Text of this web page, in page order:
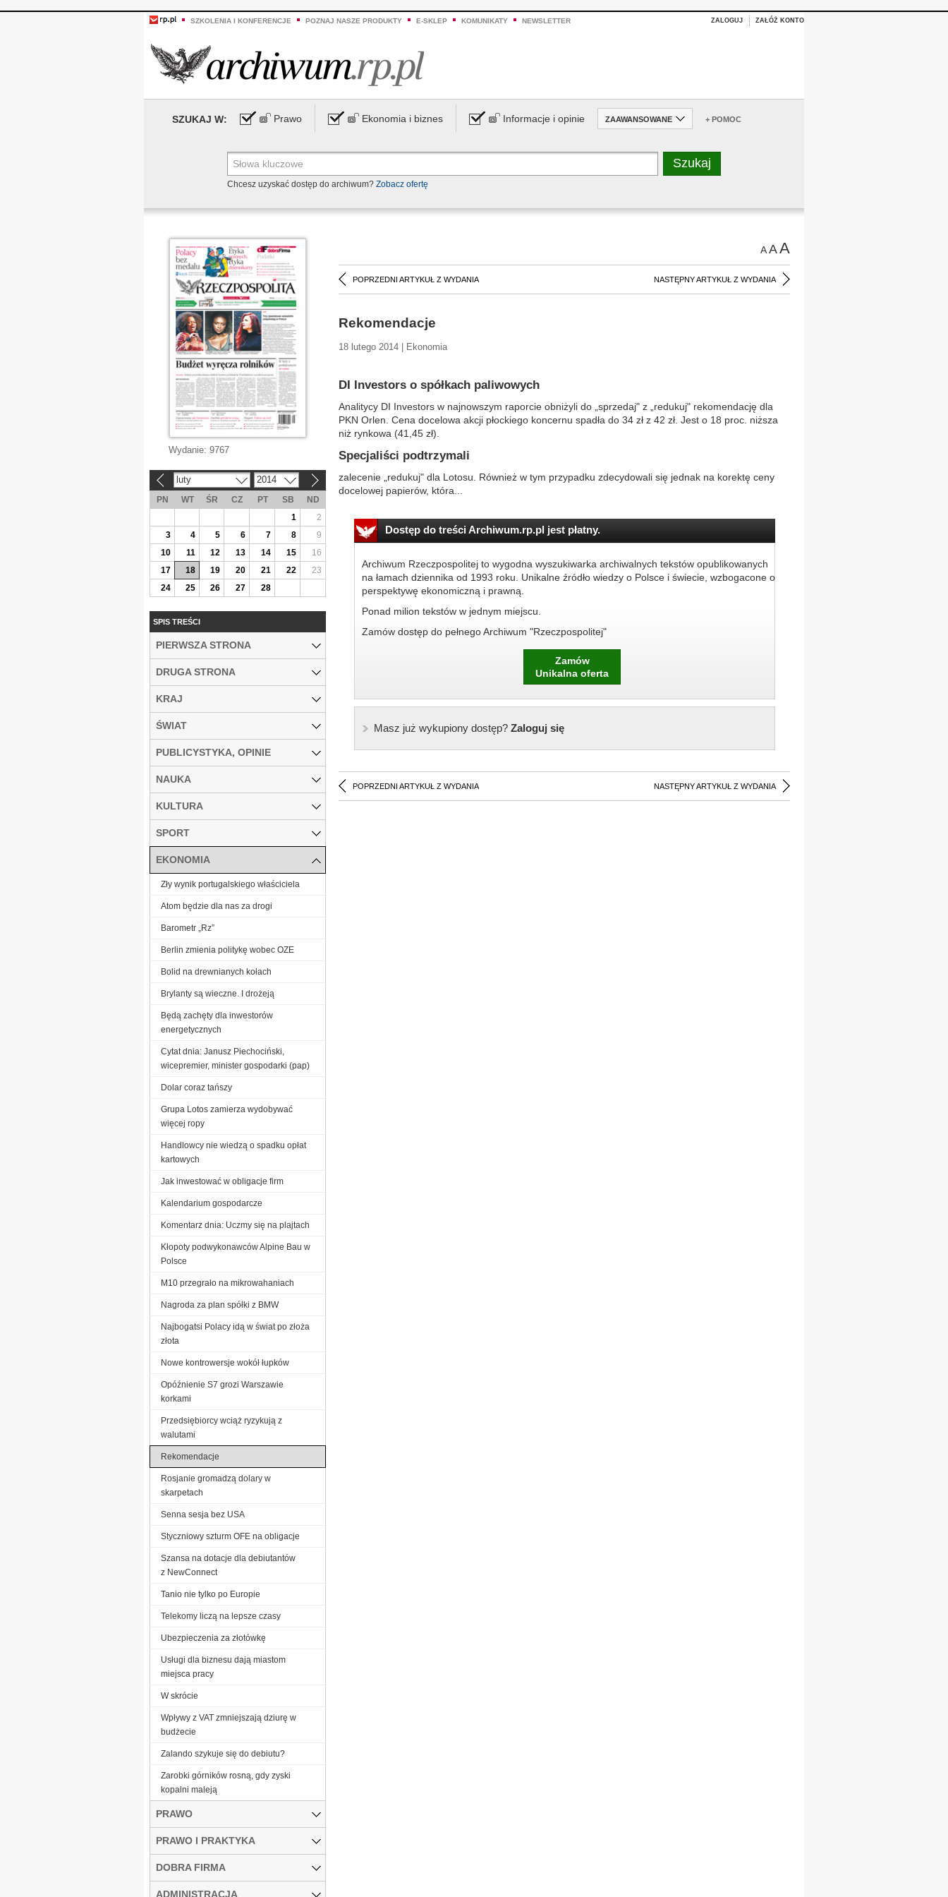
SZKOLENIA I KONFERENCJE POZNAJ NASZE PRODUKTY E-SKLEP KOMUNIKATY NEWSLETTER ZALOGUJ ZAŁÓŻ KONTO
SZUKAJ W: Prawo Ekonomia i biznes Informacje i opinie ZAAWANSOWANE + POMOC
Chcesz uzyskać dostęp do archiwum? Zobacz ofertę
AAA
POPRZEDNI ARTYKUŁ Z WYDANIA NASTĘPNY ARTYKUŁ Z WYDANIA
Rekomendacje
18 lutego 2014 | Ekonomia
DI Investors o spółkach paliwowych
Analitycy DI Investors w najnowszym raporcie obniżyli do „sprzedaj" z „redukuj" rekomendację dla
PKN Orlen. Cena docelowa akcji płockiego koncernu spadła do 34 zł z 42 zł. Jest o 18 proc. niższa
niż rynkowa (41,45 zł).
Specjaliści podtrzymali
zalecenie „redukuj" dla Lotosu. Również w tym przypadku zdecydowali się jednak na korektę ceny
docelowej papierów, która...
Dostęp do treści Archiwum.rp.pl jest płatny.
Archiwum Rzeczpospolitej to wygodna wyszukiwarka archiwalnych tekstów opublikowanych
na łamach dziennika od 1993 roku. Unikalne źródło wiedzy o Polsce i świecie, wzbogacone o
perspektywę ekonomiczną i prawną.
Ponad milion tekstów w jednym miejscu.
Zamów dostęp do pełnego Archiwum "Rzeczpospolitej"
Zamów
Unikalna oferta
Masz już wykupiony dostęp?Zaloguj się
POPRZEDNI ARTYKUŁ Z WYDANIA NASTĘPNY ARTYKUŁ Z WYDANIA
Wydanie: 9767
luty 2014
PN WT ŚR CZ PT SB
ND
1
2
3
4 5 6 7 8
9
10
11 12 13 14 15
16
17
18 19 20 21 22
23
24
25 26 27 28
SPIS TREŚCI
PIERWSZA STRONA
DRUGA STRONA
KRAJ
ŚWIAT
PUBLICYSTYKA, OPINIE
NAUKA
KULTURA
SPORT
EKONOMIA
Zły wynik portugalskiego właściciela
Atom będzie dla nas za drogi
Barometr „Rz”
Berlin zmienia politykę wobec OZE
Bolid na drewnianych kołach
Brylanty są wieczne. I drożeją
Będą zachęty dla inwestorów
energetycznych
Cytat dnia: Janusz Piechociński,
wicepremier, minister gospodarki (pap)
Dolar coraz tańszy
Grupa Lotos zamierza wydobywać
więcej ropy
Handlowcy nie wiedzą o spadku opłat
kartowych
Jak inwestować w obligacje firm
Kalendarium gospodarcze
Komentarz dnia: Uczmy się na plajtach
Kłopoty podwykonawców Alpine Bau w
Polsce
M10 przegrało na mikrowahaniach
Nagroda za plan spółki z BMW
Najbogatsi Polacy idą w świat po złoża
złota
Nowe kontrowersje wokół łupków
Opóźnienie S7 grozi Warszawie
korkami
Przedsiębiorcy wciąż ryzykują z
walutami
Rekomendacje
Rosjanie gromadzą dolary w
skarpetach
Senna sesja bez USA
Styczniowy szturm OFE na obligacje
Szansa na dotacje dla debiutantów
z NewConnect
Tanio nie tylko po Europie
Telekomy liczą na lepsze czasy
Ubezpieczenia za złotówkę
Usługi dla biznesu dają miastom
miejsca pracy
W skrócie
Wpływy z VAT zmniejszają dziurę w
budżecie
Zalando szykuje się do debiutu?
Zarobki górników rosną, gdy zyski
kopalni maleją
PRAWO
PRAWO I PRAKTYKA
DOBRA FIRMA
ADMINISTRACJA